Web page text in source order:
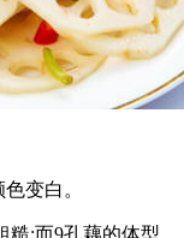
变白。